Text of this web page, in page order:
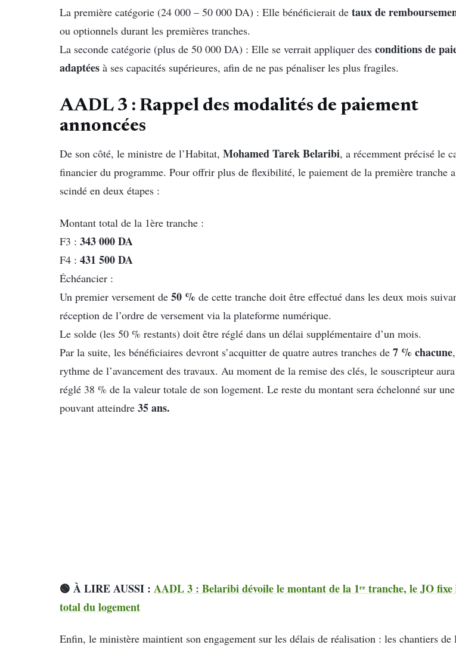
La première catégorie (24 000 – 50 000 DA) : Elle bénéficierait de taux de
ou optionnels durant les premières tranches.
La seconde catégorie (plus de 50 000 DA) : Elle se verrait appliquer des conditions de
adaptées à ses capacités supérieures, afin de ne pas pénaliser les plus fragiles.
AADL 3 : Rappel des modalités de paiement
annoncées
De son côté, le ministre de l’Habitat, MohamedTarek Belaribi, a récemment précisé le
financier du programme. Pour offrir plus de flexibilité, le paiement de la première tranche
scindé en deux étapes :
Montant total de la 1ère tranche :
F3 : 343 000 DA
F4 : 431 500 DA
Échéancier :
Un premier versement de 50 % de cette tranche doit être effectué dans les deux mois
réception de l’ordre de versement via la plateforme numérique.
Le solde (les 50 % restants) doit être réglé dans un délai supplémentaire d’un mois.
Par la suite, les bénéficiaires devront s’acquitter de quatre autres tranches de 7 % chacune
rythme de l’avancement des travaux. Au moment de la remise des clés, le souscripteur
réglé 38 % de la valeur totale de son logement. Le reste du montant sera échelonné sur
pouvant atteindre 35 ans.
🟢 À LIRE AUSSI : AADL 3 : Belaribi dévoile le montant de la 1ʳᵉ tranche, le JO
total du logement
Enfin, le ministère maintient son engagement sur les délais de réalisation : les chantiers